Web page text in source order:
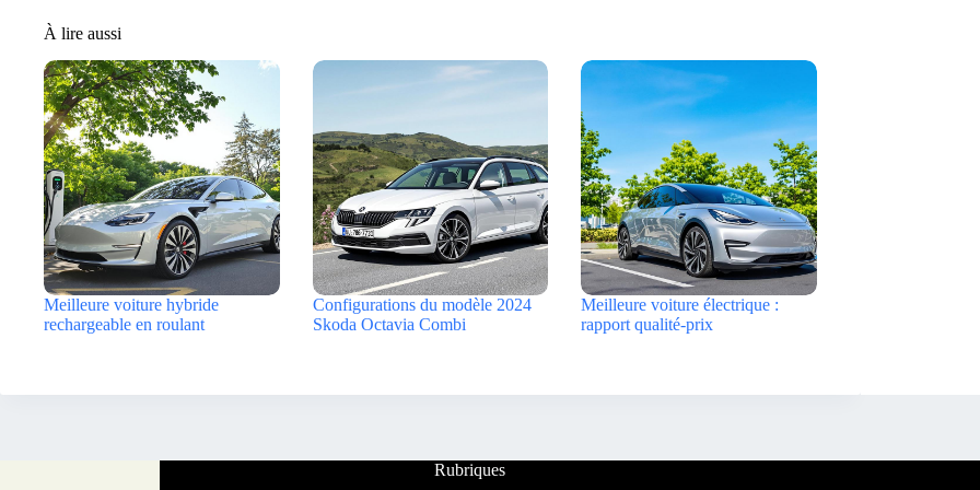
À lire aussi
Meilleure voiture hybride
rechargeable en roulant
Configurations du modèle 2024
Skoda Octavia Combi
Meilleure voiture électrique :
rapport qualité-prix
Rubriques